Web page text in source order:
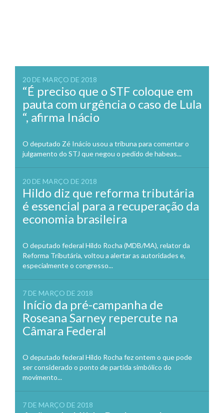
20 DE MARÇO DE 2018
“É preciso que o STF coloque em
pauta com urgência o caso de Lula
“, afirma Inácio
O deputado Zé Inácio usou a tribuna para comentar o
julgamento do STJ que negou o pedido de habeas...
20 DE MARÇO DE 2018
Hildo diz que reforma tributária
é essencial para a recuperação da
economia brasileira
O deputado federal Hildo Rocha (MDB/MA), relator da
Reforma Tributária, voltou a alertar as autoridades e,
especialmente o congresso...
7 DE MARÇO DE 2018
Início da pré-campanha de
Roseana Sarney repercute na
Câmara Federal
O deputado federal Hildo Rocha fez ontem o que pode
ser considerado o ponto de partida simbólico do
movimento...
7 DE MARÇO DE 2018